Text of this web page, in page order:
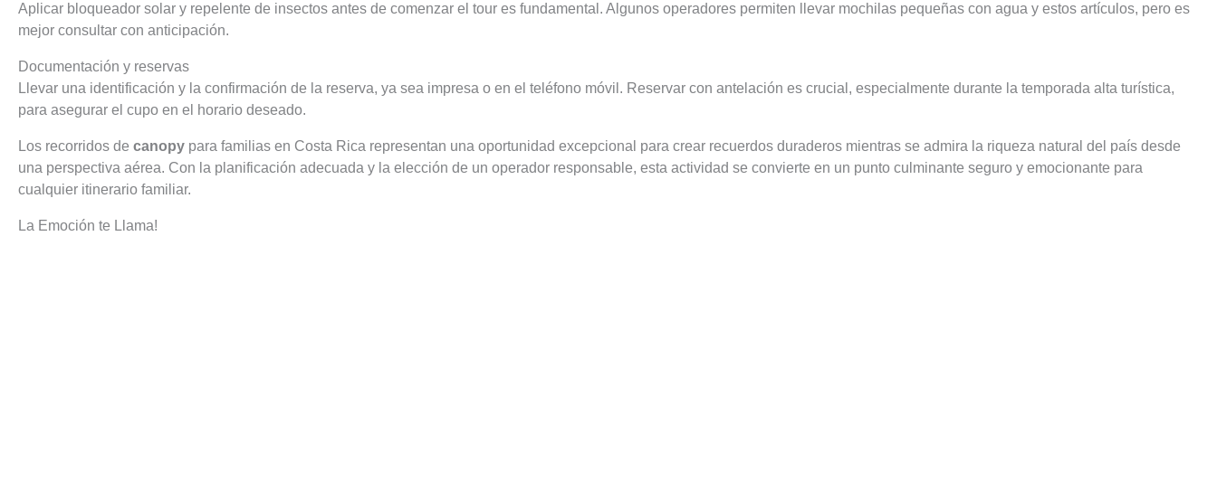
Aplicar bloqueador solar y repelente de insectos antes de comenzar el tour es fundamental. Algunos operadores permiten llevar mochilas pequeñas con agua y estos artículos, pero es
mejor consultar con anticipación.
Documentación y reservas
Llevar una identificación y la confirmación de la reserva, ya sea impresa o en el teléfono móvil. Reservar con antelación es crucial, especialmente durante la temporada alta turística,
para asegurar el cupo en el horario deseado.
Los recorridos de canopy para familias en Costa Rica representan una oportunidad excepcional para crear recuerdos duraderos mientras se admira la riqueza natural del país desde
una perspectiva aérea. Con la planificación adecuada y la elección de un operador responsable, esta actividad se convierte en un punto culminante seguro y emocionante para
cualquier itinerario familiar.
La Emoción te Llama!